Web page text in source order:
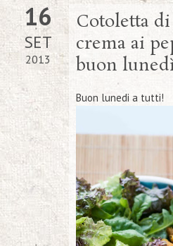
16
SET
2013
Cotoletta
crema ai
buon
Buon lunedi a tutti!